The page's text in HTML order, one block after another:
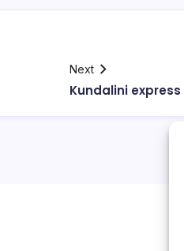
Next
Kundalini express